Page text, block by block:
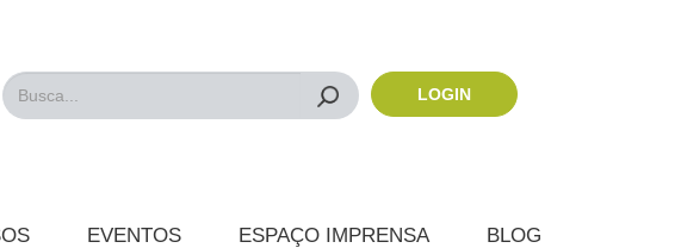
Busca... Buscar LOGIN
EVENTOS ESPAÇO IMPRENSA BLOG